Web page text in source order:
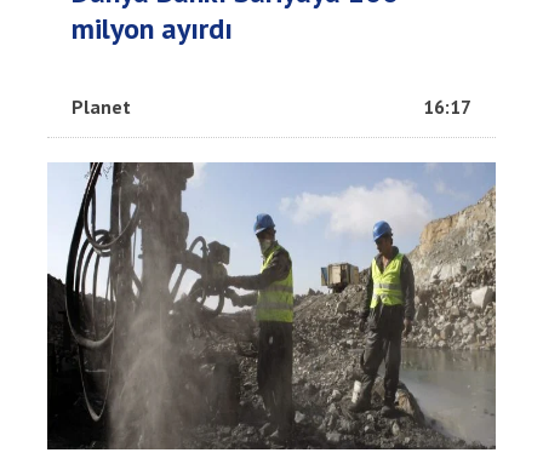
milyon ayırdı
Planet 16:17